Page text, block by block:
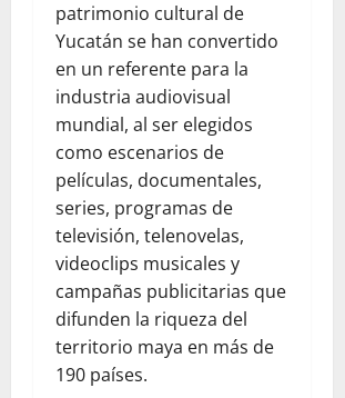
patrimonio cultural de
Yucatán se han convertido
en un referente para la
industria audiovisual
mundial, al ser elegidos
como escenarios de
películas, documentales,
series, programas de
televisión, telenovelas,
videoclips musicales y
campañas publicitarias que
difunden la riqueza del
territorio maya en más de
190 países.